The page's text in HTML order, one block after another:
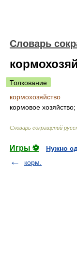
Словарь
Толкование
кормохозяйство
кормовое
Словарь сокращений
Игры ⚽
Нужно
корм.